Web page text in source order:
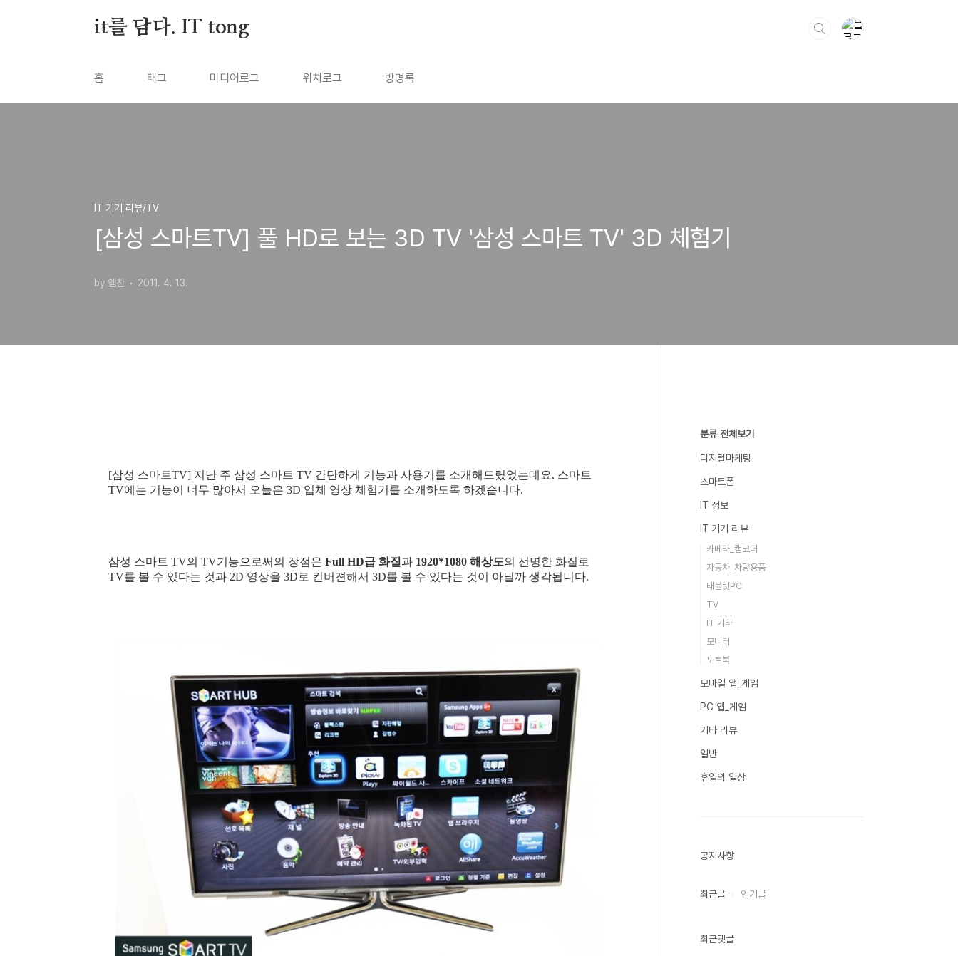
it를 담다. IT tong
홈 태그 미디어로그 위치로그 방명록
IT 기기 리뷰/TV
[삼성 스마트TV] 풀 HD로 보는 3D TV '삼성 스마트 TV' 3D 체험기
by 엠찬 2011. 4. 13.
[삼성 스마트TV] 지난 주 삼성 스마트 TV 간단하게 기능과 사용기를 소개해드렸었는데요. 스마트
TV에는 기능이 너무 많아서 오늘은 3D 입체 영상 체험기를 소개하도록 하겠습니다.
삼성 스마트 TV의 TV기능으로써의 장점은 Full HD급 화질 과 1920*1080 해상도의 선명한 화질로
TV를 볼 수 있다는 것과 2D 영상을 3D로 컨버 젼해서 3D를 볼 수 있다는 것이 아닐까 생각됩니다.
분류 전체보기
디지털마케팅
스마트폰
IT 정보
IT 기기 리뷰
카메라_캠코더
자동차_차량용품
태블릿PC
TV
IT 기타
모니터
노트북
모바일 앱_게임
PC 앱_게임
기타 리뷰
일반
휴일의 일상
공지사항
최근글 인기글
최근댓글